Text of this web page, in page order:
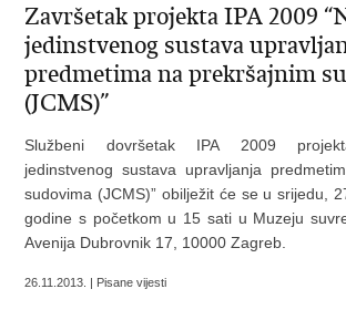
Završetak projekta IPA 2009
jedinstvenog sustava
predmetima na prekršajnim
(JCMS)”
Službeni dovršetak IPA 2009
jedinstvenog sustava upravljanja
sudovima (JCMS)” obilježit će se u srijedu,
godine s početkom u 15 sati u Muzeju
Avenija Dubrovnik 17, 10000 Zagreb.
26.11.2013. | Pisane vijesti